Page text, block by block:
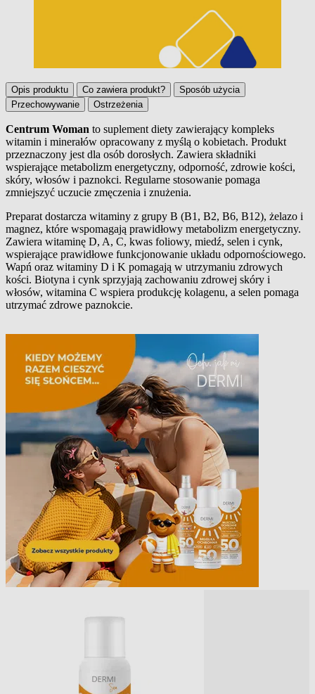
Opis produktu Co zawiera produkt?
Sposób użycia
Przechowywanie
Ostrzeżenia
Opis produktu
Centrum Woman to suplement diety zawierający kompleks
witamin i minerałów opracowany z myślą o kobietach. Produkt
przeznaczony jest dla osób dorosłych. Zawiera składniki
wspierające metabolizm energetyczny, odporność, zdrowie kości,
skóry, włosów i paznokci. Regularne stosowanie pomaga
zmniejszyć uczucie zmęczenia i znużenia.
Preparat dostarcza witaminy z grupy B (B1, B2, B6, B12), żelazo i
magnez, które wspomagają prawidłowy metabolizm energetyczny.
Zawiera witaminę D, A, C, kwas foliowy, miedź, selen i cynk,
wspierające prawidłowe funkcjonowanie układu odpornościowego.
Wapń oraz witaminy D i K pomagają w utrzymaniu zdrowych
kości. Biotyna i cynk sprzyjają zachowaniu zdrowej skóry i
włosów, witamina C wspiera produkcję kolagenu, a selen pomaga
utrzymać zdrowe paznokcie.